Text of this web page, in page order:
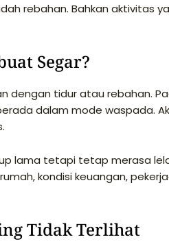
rebahan. Bahkan aktivitas
Segar?
dengan tidur atau rebahan.
dalam mode waspada.
lama tetapi tetap merasa
kondisi keuangan,
Tidak Terlihat